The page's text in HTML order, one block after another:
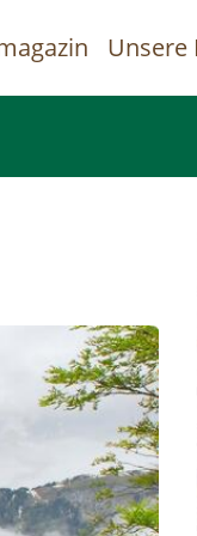
Unsere